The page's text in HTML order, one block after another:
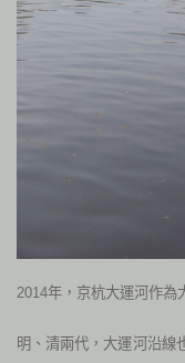
2014年，京杭大運河作為
明、清兩代，大運河沿線